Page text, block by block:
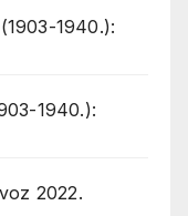
1940.):
1940.):
2022.